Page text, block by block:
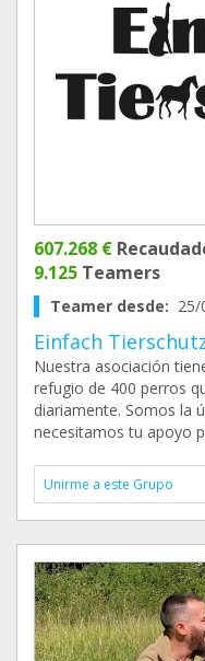
607.268 €
9.125 Teamers
Teamer desde: 25/
Einfach
Nuestra asociación
refugio de 400 perros
diariamente. Somos la
necesitamos tu apoyo
Unirme a este Grupo